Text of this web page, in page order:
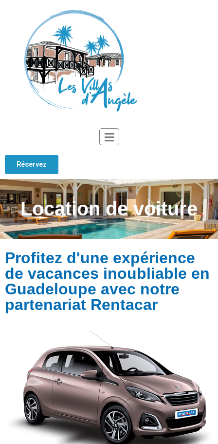
Réservez
Location de voiture
Profitez d'une expérience
de vacances inoubliable en
Guadeloupe avec notre
partenariat Rentacar